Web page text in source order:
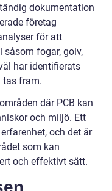
dokumentation
företag
för att
såsom fogar, golv,
har identifierats
tas fram.
där PCB kan
och miljö. Ett
och det är
som kan
och effektivt sätt.